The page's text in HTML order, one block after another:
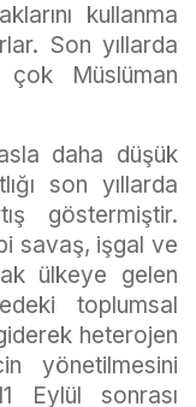
kullanma
Son yıllarda
Müslüman
daha düşük
son yıllarda
göstermiştir.
savaş, işgal ve
ülkeye gelen
toplumsal
heterojen
yönetilmesini
Eylül sonrası